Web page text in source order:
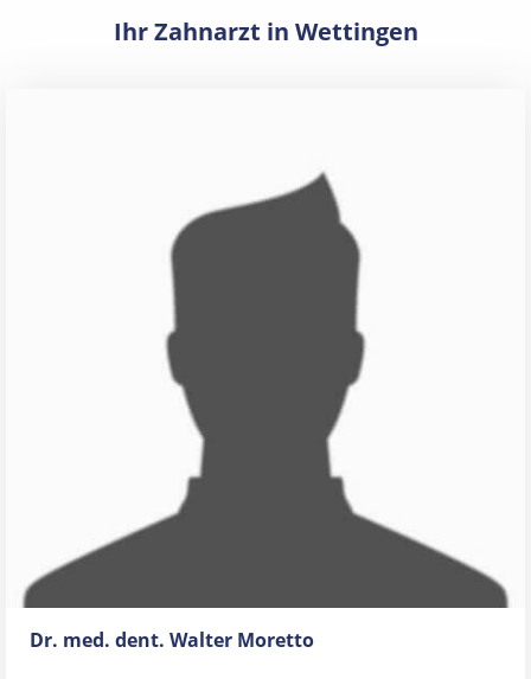
Ihr Zahnarzt in Wettingen
Dr. med. dent. Walter Moretto